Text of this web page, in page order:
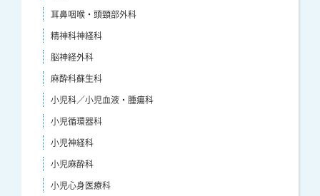
耳鼻咽喉・頭頸部外科
精神科神経科
脳神経外科
麻酔科蘇生科
小児科／小児血液・腫瘍科
小児循環器科
小児神経科
小児麻酔科
小児心身医療科